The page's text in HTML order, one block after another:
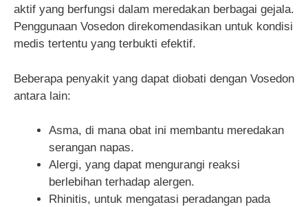
aktif yang berfungsi dalam meredakan berbagai gejala.
Penggunaan Vosedon direkomendasikan untuk kondisi
medis tertentu yang terbukti efektif.
Beberapa penyakit yang dapat diobati dengan Vosedon
antara lain:
Asma, di mana obat ini membantu meredakan
serangan napas.
Alergi, yang dapat mengurangi reaksi
berlebihan terhadap alergen.
Rhinitis, untuk mengatasi peradangan pada